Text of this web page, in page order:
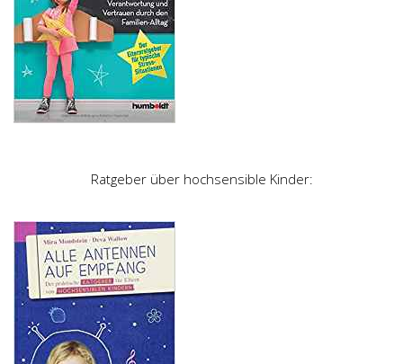
Ratgeber über hochsensible Kinder: